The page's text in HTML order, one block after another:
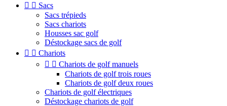
  Sacs
Sacs trépieds
Sacs chariots
Housses sac golf
Déstockage sacs de golf
  Chariots
  Chariots de golf manuels
Chariots de golf trois roues
Chariots de golf deux roues
Chariots de golf électriques
Déstockage chariots de golf